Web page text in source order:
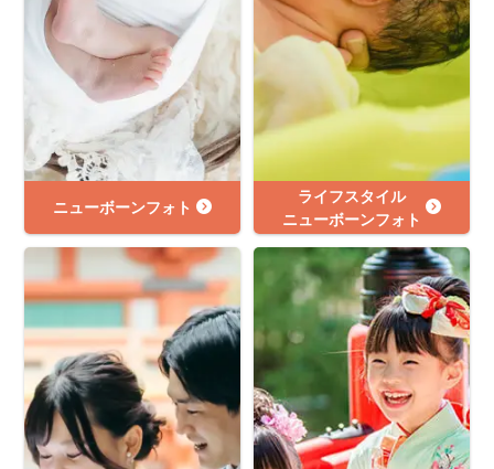
ニューボーンフォト
ライフスタイル
ニューボーンフォト